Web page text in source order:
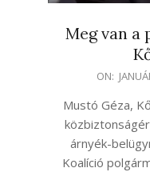
Meg van
ON:
Mustó Géza,
árnyék-
Koalíció